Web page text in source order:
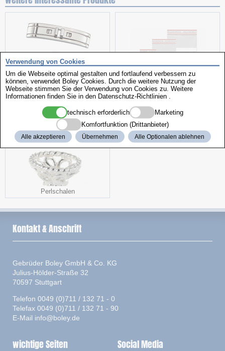
Butterfly Schließen Minigrip-Beutel
Perlschalen
Verwendung von Cookies
Um die Webseite optimal gestalten und fortlaufend verbessern zu
können, verwendet Boley Cookies. Durch die weitere Nutzung der
Webseite stimmen Sie der Verwendung von Cookies zu. Weitere
Informationen finden Sie in den Datenschutz-Richtlinien
technisch erforderlich
Marketing
Komfortfunktion (Drittanbieter)
Alle akzeptieren Übernehmen Alle Optionalen ablehnen
Kontakt & Anschrift
Gebrüder Boley GmbH & Co. KG
Julius-Hölder-Straße 32
70597 Stuttgart
Telefon 0049 (0)711 / 132 71 - 0
Telefax 0049 (0)711 / 132 71 - 90
E-Mail info@boley.de
wichtige Seiten Social Media